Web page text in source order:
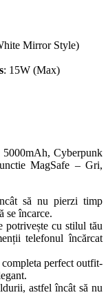
Mirror Style)
: 15W (Max)
Cyberpunk
MagSafe – Gri,
să nu pierzi timp
se încarce.
potrivește cu stilul tău
telefonul încărcat
perfect outfit-
astfel încât să nu